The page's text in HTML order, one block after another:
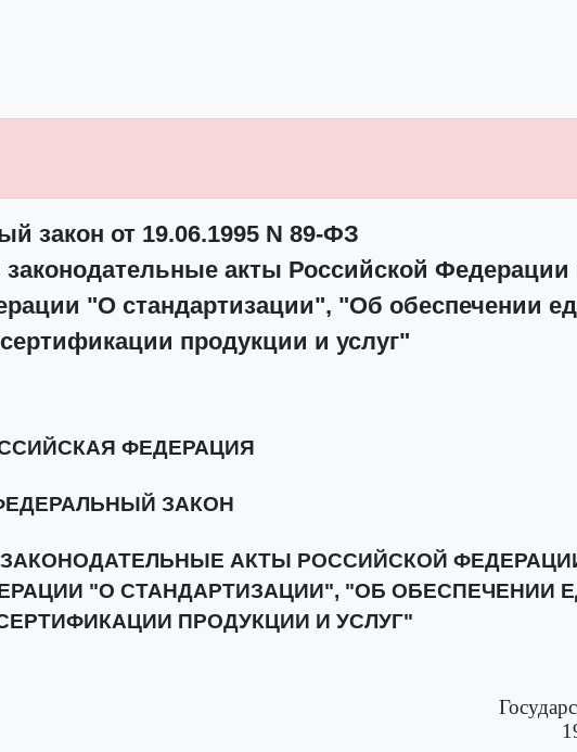
закон от 19.06.1995 N 89-ФЗ
акты Российской Федерации
"О стандартизации", "Об обеспечении
продукции и услуг"
ФЕДЕРАЦИЯ
ЗАКОН
АКТЫ РОССИЙСКОЙ
"О СТАНДАРТИЗАЦИИ", "ОБ ОБЕСПЕЧЕНИИ
ПРОДУКЦИИ И УСЛУГ"